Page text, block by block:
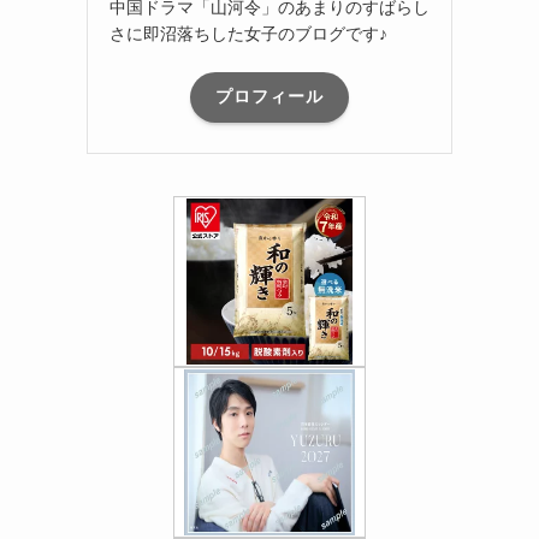
中国ドラマ「山河令」のあまりのすばらし
さに即沼落ちした女子のブログです♪
プロフィール